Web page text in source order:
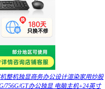
整机独显商务办公设计渲染家用炒股
756G/GT办公独显 电脑主机+24英寸